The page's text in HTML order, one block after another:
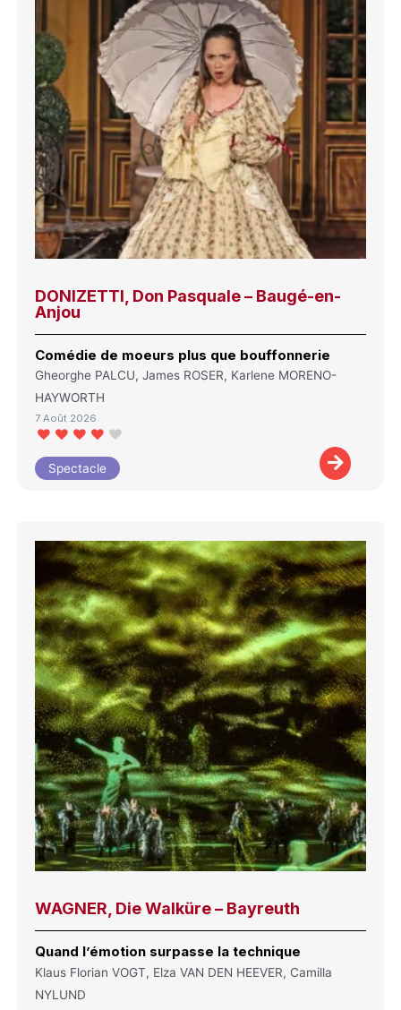
DONIZETTI, Don Pasquale – Baugé-en-
Anjou
Comédie de moeurs plus que bouffonnerie
Gheorghe PALCU, James ROSER, Karlene MORENO-
HAYWORTH
7 Août 2026
Spectacle
WAGNER, Die Walküre – Bayreuth
Quand l’émotion surpasse la technique
Klaus Florian VOGT, Elza VAN DEN HEEVER, Camilla
NYLUND